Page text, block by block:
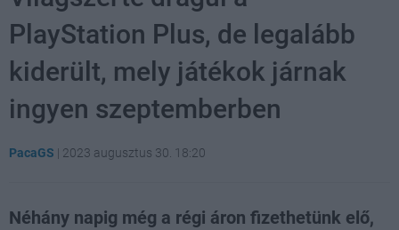
PlayStation Plus, de legalább
kiderült, mely játékok járnak
ingyen szeptemberben
PacaGS | 2023 augusztus 30. 18:20
Néhány napig még a régi áron fizethetünk elő,